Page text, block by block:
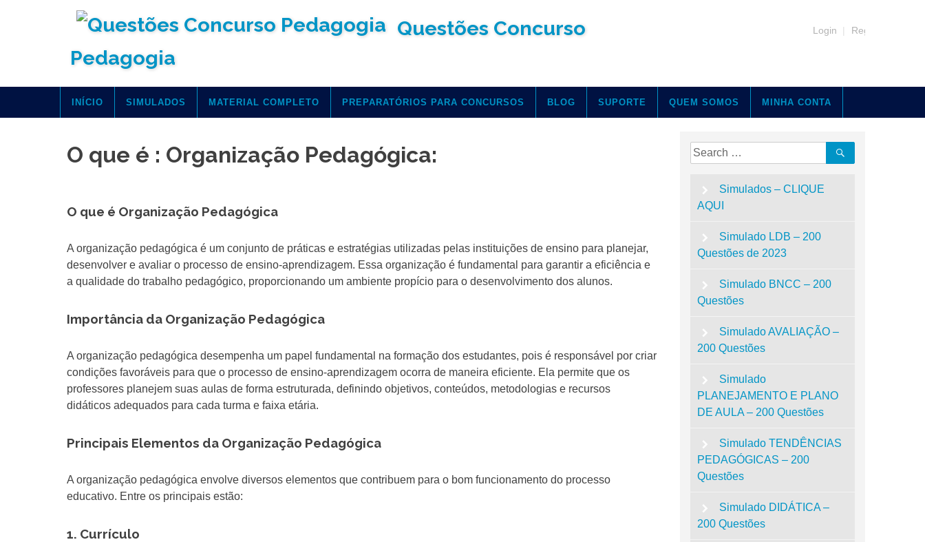
Questões Concurso
Pedagogia
Login | Register
INÍCIO SIMULADOS MATERIAL COMPLETO PREPARATÓRIOS PARA CONCURSOS BLOG SUPORTE QUEM SOMOS MINHA CONTA
O que é : Organização Pedagógica:
O que é Organização Pedagógica
A organização pedagógica é um conjunto de práticas e estratégias utilizadas pelas instituições de ensino para planejar,
desenvolver e avaliar o processo de ensino-aprendizagem. Essa organização é fundamental para garantir a eficiência e
a qualidade do trabalho pedagógico, proporcionando um ambiente propício para o desenvolvimento dos alunos.
Importância da Organização Pedagógica
A organização pedagógica desempenha um papel fundamental na formação dos estudantes, pois é responsável por criar
condições favoráveis para que o processo de ensino-aprendizagem ocorra de maneira eficiente. Ela permite que os
professores planejem suas aulas de forma estruturada, definindo objetivos, conteúdos, metodologias e recursos
didáticos adequados para cada turma e faixa etária.
Principais Elementos da Organização Pedagógica
A organização pedagógica envolve diversos elementos que contribuem para o bom funcionamento do processo
educativo. Entre os principais estão:
1. Currículo
Search
for:
Simulados – CLIQUE
AQUI
Simulado LDB – 200
Questões de 2023
Simulado BNCC – 200
Questões
Simulado AVALIAÇÃO –
200 Questões
Simulado
PLANEJAMENTO E PLANO
DE AULA – 200 Questões
Simulado TENDÊNCIAS
PEDAGÓGICAS – 200
Questões
Simulado DIDÁTICA –
200 Questões